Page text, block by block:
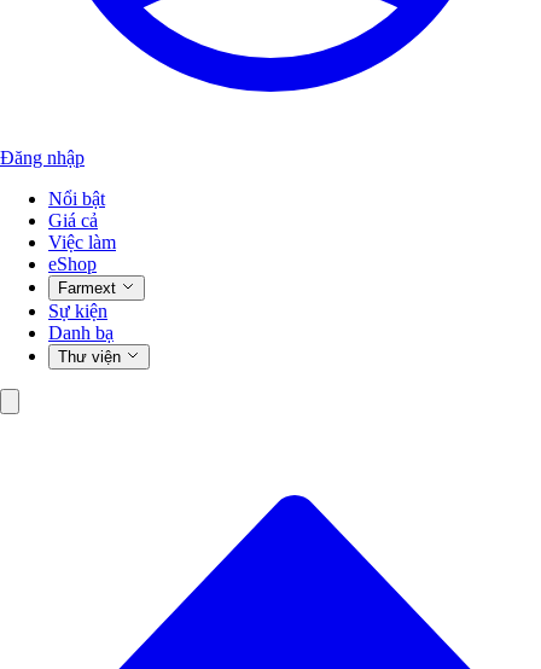
Đăng nhập
Nổi bật
Giá cả
Việc làm
eShop
Farmext
Sự kiện
Danh bạ
Thư viện